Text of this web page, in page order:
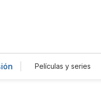
Películas y series